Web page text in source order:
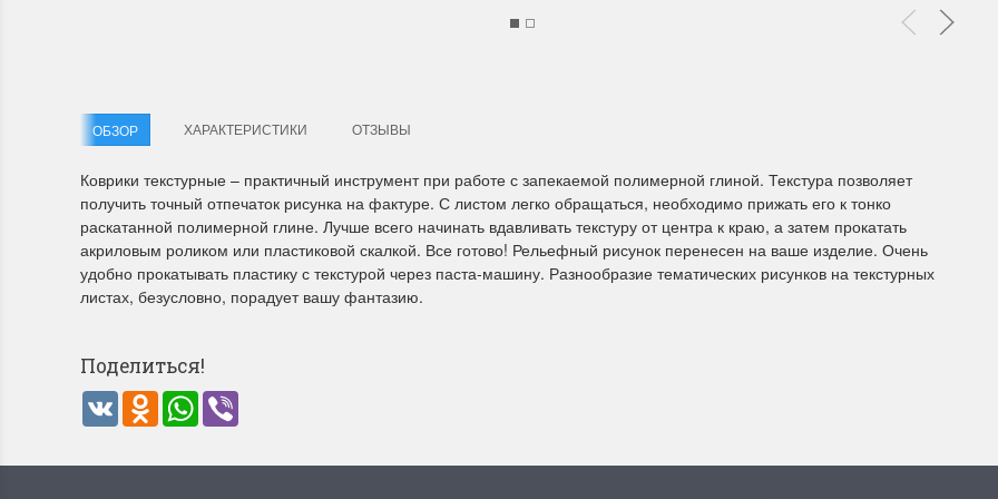
!! СКИДКА 20% ‼️ с 1 до 3 июня в честь
первого летнего дня Чудетство...
ПОДРОБНЕЕ
Анастасия Туманова
1 июня 2024 11:29
американской сборки. Спешите купить...
ПОДРОБНЕЕ
Анастасия Туманова
22 мая 2024 13:01
Анастасия Туманова
14 мая 2024 11:58
ОБЗОР ХАРАКТЕРИСТИКИ ОТЗЫВЫ
Коврики текстурные – практичный инструмент при работе с запекаемой полимерной глиной. Текстура позволяет
получить точный отпечаток рисунка на фактуре. С листом легко обращаться, необходимо прижать его к тонко
раскатанной полимерной глине. Лучше всего начинать вдавливать текстуру от центра к краю, а затем прокатать
акриловым роликом или пластиковой скалкой. Все готово! Рельефный рисунок перенесен на ваше изделие. Очень
удобно прокатывать пластику с текстурой через паста-машину. Разнообразие тематических рисунков на текстурных
листах, безусловно, порадует вашу фантазию.
Поделиться!
VK Odnoklassniki
WhatsApp